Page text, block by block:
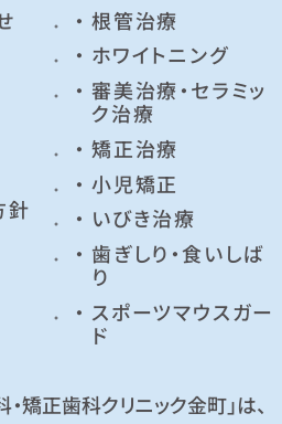
針
根管治療
ホワイトニング
審美治療・セラミッ
ク治療
矯正治療
小児矯正
いびき治療
歯ぎしり・食いしば
り
スポーツマウスガー
ド
矯正歯科クリニック金町」は、